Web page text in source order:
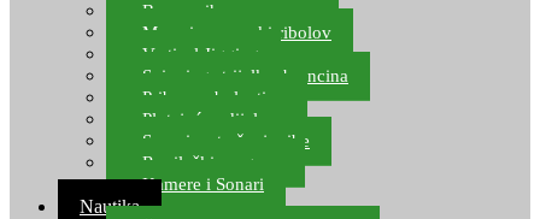
Brum prihrana za more
Mamci za morski ribolov
Vertical Jigging
Spinning strijelke, brancina
Pribor za bolentino
Plutajuća odijela
Sonari za traženje ribe
Ronilački program
Kamere i Sonari
Nautika